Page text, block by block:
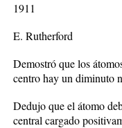
1911
E. Rutherford
Demostró que los
centro hay un diminuto
Dedujo que el átomo
central cargado